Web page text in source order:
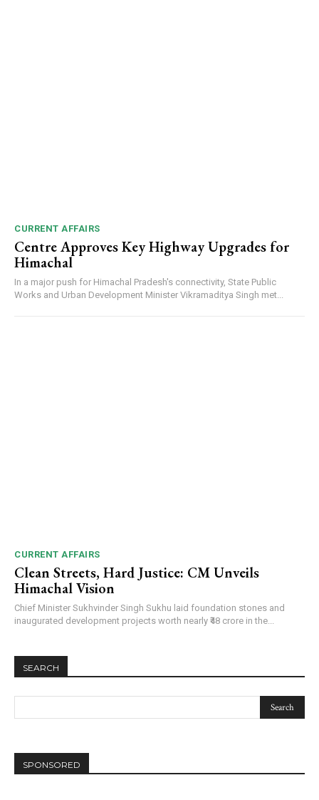
CURRENT AFFAIRS
Centre Approves Key Highway Upgrades for
Himachal
In a major push for Himachal Pradesh's connectivity, State Public
Works and Urban Development Minister Vikramaditya Singh met...
CURRENT AFFAIRS
Clean Streets, Hard Justice: CM Unveils
Himachal Vision
Chief Minister Sukhvinder Singh Sukhu laid foundation stones and
inaugurated development projects worth nearly ₹48 crore in the...
SEARCH
SPONSORED